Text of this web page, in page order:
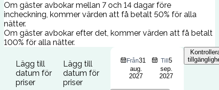
Om gäster avbokar mellan 7 och 14 dagar före
incheckning, kommer värden att få betalt 50% för alla
nätter.
Om gäster avbokar efter det, kommer värden att få betalt
100% för alla nätter.
Lägg till
datum för
priser
Lägg till
datum för
priser
Från31
aug.
2027
Till 5
sep.
2027